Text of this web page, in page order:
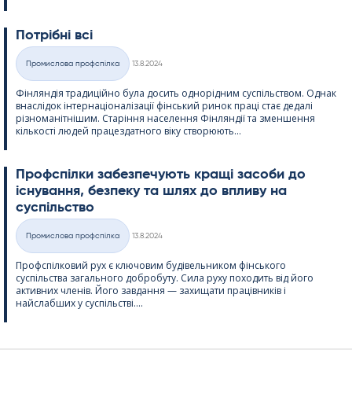
Потрібні всі
Категорії
Промислова профспілка
13.8.2024
Фінляндія традиційно була досить однорідним суспільством. Однак
внаслідок інтернаціоналізації фінський ринок праці стає дедалі
різноманітнішим. Старіння населення Фінляндії та зменшення
кількості людей працездатного віку створюють...
Профспілки забезпечують кращі засоби до
існування, безпеку та шлях до впливу на
суспільство
Категорії
Промислова профспілка
13.8.2024
Профспілковий рух є ключовим будівельником фінського
суспільства загального добробуту. Сила руху походить від його
активних членів. Його завдання — захищати працівників і
найслабших у суспільстві....